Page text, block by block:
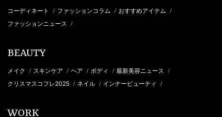
コーディネート / ファッションコラム / おすすめアイテム /
ファッションニュース /
BEAUTY
メイク / スキンケア / ヘア / ボディ / 最新美容ニュース /
クリスマスコフレ2025 / ネイル / インナービューティ /
WORK